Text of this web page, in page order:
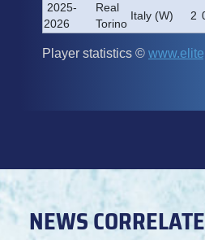
NEWS CORRELATE